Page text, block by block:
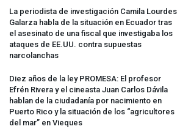
La periodista de investigación Camila Lourdes
Galarza habla de la situación en Ecuador tras
el asesinato de una fiscal que investigaba los
ataques de EE.UU. contra supuestas
narcolanchas
Diez años de la ley PROMESA: El profesor
Efrén Rivera y el cineasta Juan Carlos Dávila
hablan de la ciudadanía por nacimiento en
Puerto Rico y la situación de los “agricultores
del mar” en Vieques